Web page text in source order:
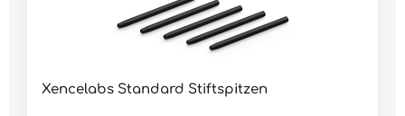
Xencelabs Standard Stiftspitzen